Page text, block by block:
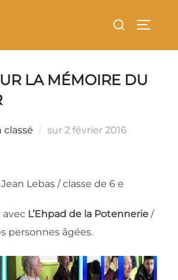
Rechercher :
LA MÉMOIRE DU
classé sur Publié
2 février 2016
Lebas / classe de 6 e
avec L’Ehpad de la Potennerie /
personnes âgées.